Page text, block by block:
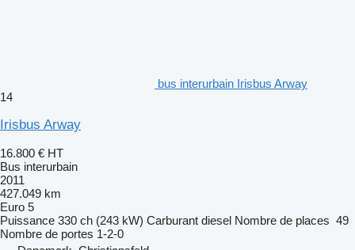
bus interurbain Irisbus Arway
14
Irisbus Arway
16.800 € HT
Bus interurbain
2011
427.049 km
Euro 5
Puissance 330 ch (243 kW) Carburant diesel Nombre de places 49
Nombre de portes 1-2-0